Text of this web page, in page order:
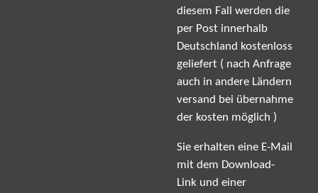
diesem Fall werden die
per Post innerhalb
Deutschland kostenloss
geliefert ( nach Anfrage
auch in andere Ländern
versand bei übernahme
der kosten möglich )
Sie erhalten eine E-Mail
mit dem Download-
Link und einer